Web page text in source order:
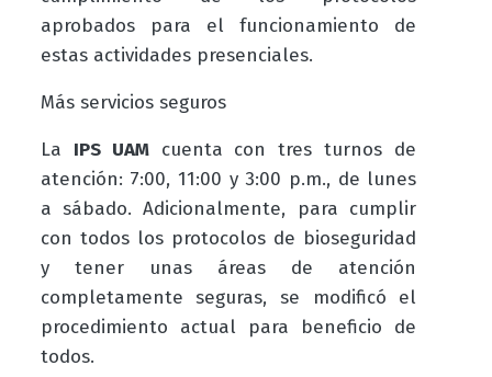
aprobados para el funcionamiento de
estas actividades presenciales.
Más servicios seguros
La IPS UAMcuenta con tres turnos de
atención: 7:00, 11:00 y 3:00 p.m., de lunes
a sábado. Adicionalmente, para cumplir
con todos los protocolos de bioseguridad
y tener unas áreas de atención
completamente seguras, se modificó el
procedimiento actual para beneficio de
todos.